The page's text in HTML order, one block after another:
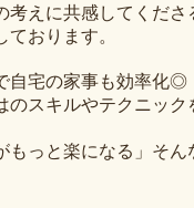
考えに共感してくださ
おります。
自宅の家事も効率化◎
のスキルやテクニック
もっと楽になる」そ